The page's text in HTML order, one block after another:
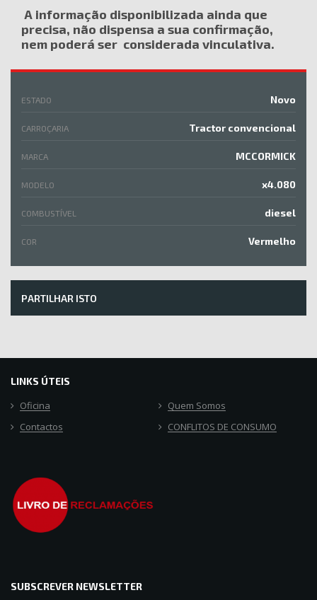
A informação disponibilizada ainda que
precisa, não dispensa a sua confirmação,
nem poderá ser considerada vinculativa.
ESTADO Novo
CARROÇARIA Tractor convencional
MARCA MCCORMICK
MODELO x4.080
COMBUSTÍVEL diesel
COR Vermelho
PARTILHAR ISTO
LINKS ÚTEIS
Oficina
Quem Somos
Contactos
CONFLITOS DE CONSUMO
SUBSCREVER NEWSLETTER